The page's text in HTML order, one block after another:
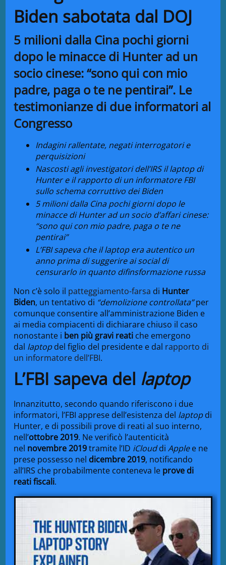
Biden sabotata dal DOJ
5 milioni dalla Cina pochi giorni
dopo le minacce di Hunter ad un
socio cinese: “sono qui con mio
padre, paga o te ne pentirai”. Le
testimonianze di due informatori al
Congresso
Indagini rallentate, negati interrogatori e
perquisizioni
Nascosti agli investigatori dell’IRS il laptop di
Hunter e il rapporto di un informatore FBI
sullo schema corruttivo dei Biden
5 milioni dalla Cina pochi giorni dopo le
minacce di Hunter ad un socio d’affari cinese:
“sono qui con mio padre, paga o te ne
pentirai”
L’FBI sapeva che il laptop era autentico un
anno prima di suggerire ai social di
censurarlo in quanto difinsformazione russa
Non c’è solo il patteggiamento-farsa di Hunter
Biden, un tentativo di “demolizione controllata”per
comunque consentire all’amministrazione Biden e
ai media compiacenti di dichiarare chiuso il caso
nonostante i ben più gravi reati che emergono
dal laptopdel figlio del presidente e dal rapporto di
un informatore dell’FBI.
L’FBI sapeva del laptop
Innanzitutto, secondo quando riferiscono i due
informatori, l’FBI apprese dell’esistenza del laptopdi
Hunter, e di possibili prove di reati al suo interno,
nell’ottobre 2019. Ne verificò l’autenticità
nel novembre 2019tramite l’ID iClouddiApplee ne
prese possesso nel dicembre 2019, notificando
all’IRS che probabilmente conteneva le prove di
reati fiscali.